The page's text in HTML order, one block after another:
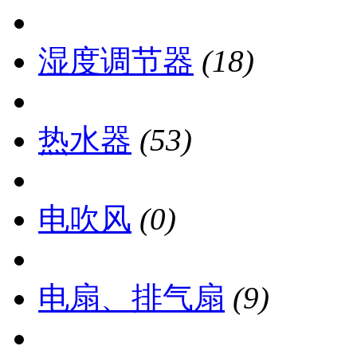
湿度调节器 (18)
热水器 (53)
电吹风 (0)
电扇、排气扇 (9)